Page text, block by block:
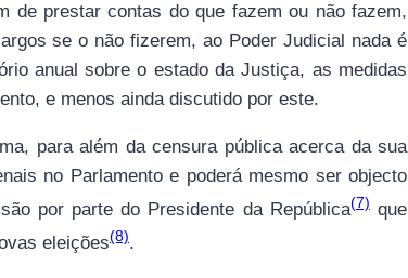
de prestar contas do que fazem ou não fazem,
se o não fizerem, ao Poder Judicial nada é
anual sobre o estado da Justiça, as medidas
e menos ainda discutido por este.
para além da censura pública acerca da sua
no Parlamento e poderá mesmo ser objecto
por parte do Presidente da República(7)que
eleições(8).